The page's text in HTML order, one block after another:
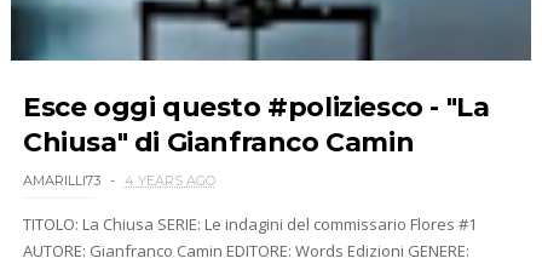
Esce oggi questo #poliziesco - "La
Chiusa" di Gianfranco Camin
AMARILLI73 4 YEARS AGO
TITOLO: La Chiusa SERIE: Le indagini del commissario Flores #1
AUTORE: Gianfranco Camin EDITORE: Words Edizioni GENERE: